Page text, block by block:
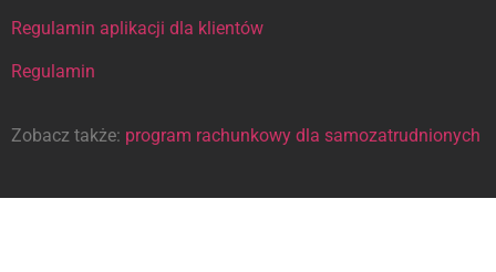
Regulamin aplikacji dla klientów
Regulamin
Zobacz także: program rachunkowy dla samozatrudnionych